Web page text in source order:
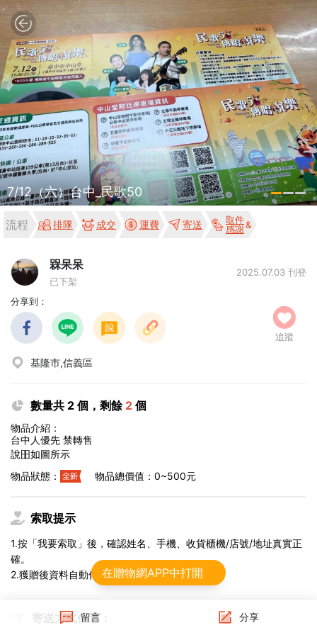
7/12（六）台中_民歌50
流程 排隊 成交 運費 寄送
取件
感謝
槑呆呆
已下架
2025.07.03 刊登
分享到：
追蹤
基隆市,信義區
數量共 2 個，剩餘 2 個
物品介紹：
台中人優先 禁轉售
說昍如圖所示
物品狀態：
物品總價值：0~500元
索取提示
1.按「我要索取」後，確認姓名、手機、收貨櫃機/店號/地址真實正
確。
2.獲贈後資料自動傳給物流，不可修改。
寄送方式任選：
留言 分享
在贈物網APP中打開